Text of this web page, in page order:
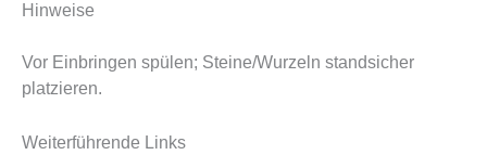
Hinweise
Vor Einbringen spülen; Steine/Wurzeln standsicher
platzieren.
Weiterführende Links